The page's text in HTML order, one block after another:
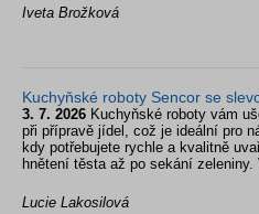
Iveta Brožková
Kuchyňské roboty Sencor se
3. 7. 2026 Kuchyňské roboty vám
při přípravě jídel, což je ideální pro
kdy potřebujete rychle a kvalitně
hnětení těsta až po sekání
Lucie Lakosilová